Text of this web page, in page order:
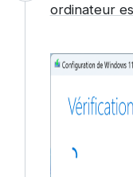
ordinateur